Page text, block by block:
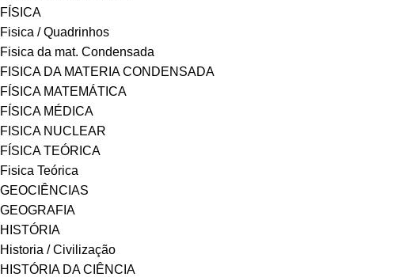
FÍSICA
Fisica / Quadrinhos
Fisica da mat. Condensada
FISICA DA MATERIA CONDENSADA
FÍSICA MATEMÁTICA
FÍSICA MÉDICA
FISICA NUCLEAR
FÍSICA TEÓRICA
Fisica Teórica
GEOCIÊNCIAS
GEOGRAFIA
HISTÓRIA
Historia / Civilização
HISTÓRIA DA CIÊNCIA